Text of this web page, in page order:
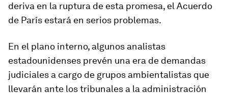
deriva en la ruptura de esta promesa, el Acuerdo
de París estará en serios problemas.
En el plano interno, algunos analistas
estadounidenses prevén una era de demandas
judiciales a cargo de grupos ambientalistas que
llevarán ante los tribunales a la administración